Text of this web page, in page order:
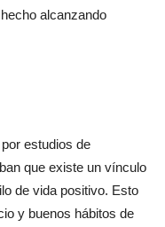
alcanzando
estudios de
que existe un vínculo
de vida positivo. Esto
y buenos hábitos de